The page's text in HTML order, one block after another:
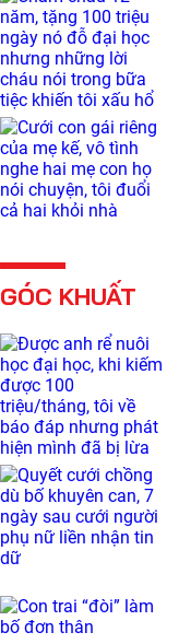
GÓC KHUẤT